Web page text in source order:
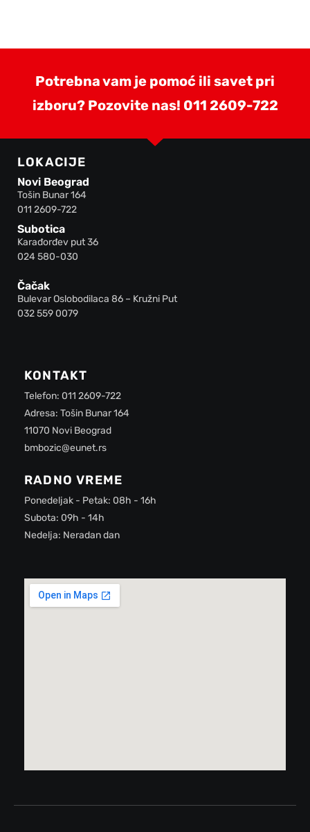
Potrebna vam je pomoć ili savet pri
izboru? Pozovite nas! 011 2609-722
LOKACIJE
Novi Beograd
Tošin Bunar 164
011 2609-722
Subotica
Karađorđev put 36
024 580-030
Čačak
Bulevar Oslobodilaca 86 – Kružni Put
032 559 0079
KONTAKT
Telefon: 011 2609-722
Adresa: Tošin Bunar 164
11070 Novi Beograd
bmbozic@eunet.rs
RADNO VREME
Ponedeljak - Petak: 08h - 16h
Subota: 09h - 14h
Nedelja: Neradan dan